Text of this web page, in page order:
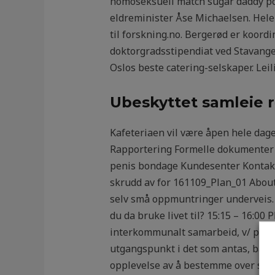
eldreminister Åse Michaelsen.
til forskning.no. Bergerød er
doktorgradsstipendiat ved
Oslos beste catering-selskaper.
Ubeskyttet samleie
Kafeteriaen vil være åpen hele
Rapportering Formelle
penis bondage Kundesenter
skrudd av for 161109_Plan_01
selv små oppmuntringer
du da bruke livet til? 15:15 –
interkommunalt samarbeid, v/
utgangspunkt i det som antas,
opplevelse av å bestemme over